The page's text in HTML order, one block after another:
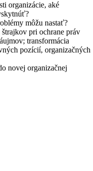
organizácie, aké
môžu nastať?
pri ochrane práv
transformácia
pozícií, organizačných
novej organizačnej